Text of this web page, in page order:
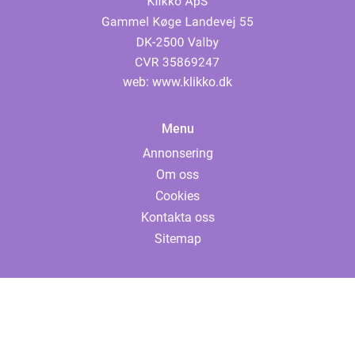
web: www.klikko.dk
Menu
Annonsering
Om oss
Cookies
Kontakta oss
Sitemap